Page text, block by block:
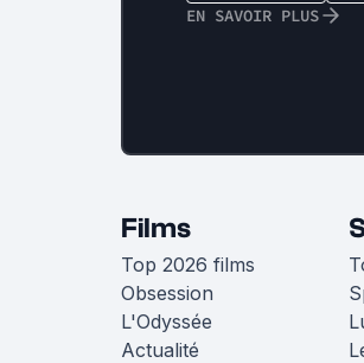
EN SAVOIR PLUS
Films
Top 2026 films
Obsession
L'Odyssée
Actualité